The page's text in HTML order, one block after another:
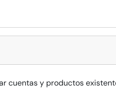
cuentas y productos